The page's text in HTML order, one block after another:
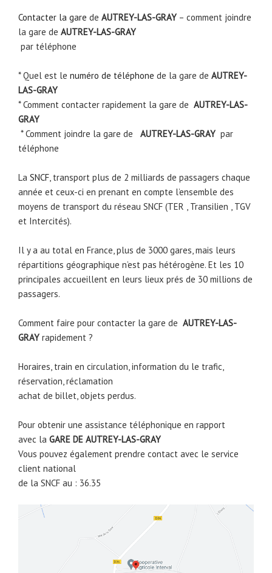
Contacter la gare de AUTREY-LAS-GRAY – comment joindre
la gare de AUTREY-LAS-GRAY
par téléphone
* Quel est le numéro de téléphone de la gare de AUTREY-
LAS-GRAY
* Comment contacter rapidement la gare de AUTREY-LAS-
GRAY
* Comment joindre la gare de
AUTREY-LAS-GRAY par
téléphone
La SNCF, transport plus de 2 milliards de passagers chaque
année et ceux-ci en prenant en compte l’ensemble des
moyens de transport du réseau SNCF (TER , Transilien , TGV
et Intercités).
Il y a au total en France, plus de 3000 gares, mais leurs
répartitions géographique n’est pas hétérogène. Et les 10
principales accueillent en leurs lieux prés de 30 millions de
passagers.
Comment faire pour contacter la gare de AUTREY-LAS-
GRAY rapidement ?
Horaires, train en circulation, information du le trafic,
réservation, réclamation
achat de billet, objets perdus.
Pour obtenir une assistance téléphonique en rapport
avec la GARE DE AUTREY-LAS-GRAY
Vous pouvez également prendre contact avec le service
client national
de la SNCF au : 36.35